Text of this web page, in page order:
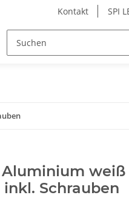
Kontakt SPI
weiß
inkl. Schrauben